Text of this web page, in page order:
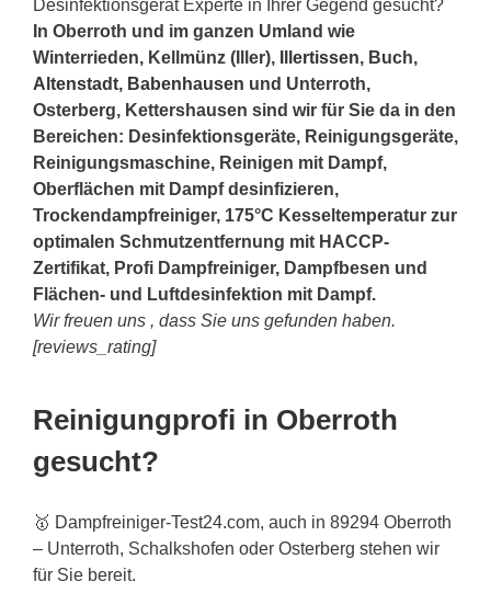
Desinfektionsgerät Experte in Ihrer Gegend gesucht?
In Oberroth und im ganzen Umland wie
Winterrieden, Kellmünz (Iller),
Illertissen, Buch,
Altenstadt, Babenhausen und Unterroth,
Osterberg, Kettershausen sind wir für Sie da in den
Bereichen: Desinfektionsgeräte, Reinigungsgeräte,
Reinigungsmaschine, Reinigen mit Dampf,
Oberflächen mit Dampf desinfizieren,
Trockendampfreiniger, 175°C Kesseltemperatur zur
optimalen Schmutzentfernung mit HACCP-
Zertifikat, Profi Dampfreiniger, Dampfbesen und
Flächen- und Luftdesinfektion mit Dampf.
Wir freuen uns , dass Sie uns gefunden haben.
[reviews_rating]
Reinigungprofi in Oberroth
gesucht?
🥇 Dampfreiniger-Test24.com, auch in 89294 Oberroth
– Unterroth, Schalkshofen oder Osterberg stehen wir
für Sie bereit.